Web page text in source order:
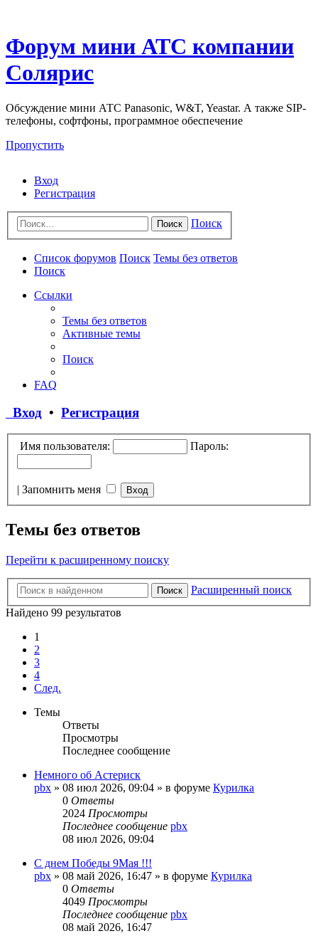
Форум мини АТС компании
Солярис
Обсуждение мини АТС Panasonic, W&T, Yeastar. А также SIP-
телефоны, софтфоны, программное обеспечение
Пропустить
Вход
Регистрация
Поиск Поиск
Список форумов Поиск Темы без ответов
Поиск
Ссылки
Темы без ответов
Активные темы
Поиск
FAQ
Вход • Регистрация
Имя пользователя: Пароль:
| Запомнить меня
Темы без ответов
Перейти к расширенному поиску
Поиск
Расширенный поиск
Найдено 99 результатов
1
2
3
4
След.
Темы
Ответы
Просмотры
Последнее сообщение
Немного об Астериск
pbx » 08 июл 2026, 09:04 » в форуме Курилка
0 Ответы
2024 Просмотры
Последнее сообщение pbx
08 июл 2026, 09:04
С днем Победы 9Мая !!!
pbx » 08 май 2026, 16:47 » в форуме Курилка
0 Ответы
4049 Просмотры
Последнее сообщение pbx
08 май 2026, 16:47